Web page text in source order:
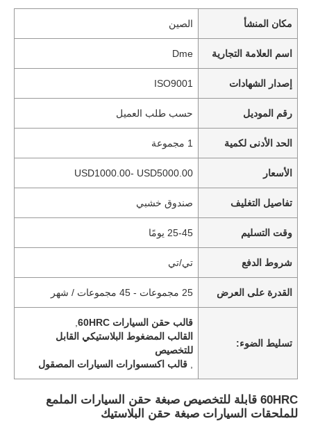
مكان المنشأ الصين
اسم العلامة التجارية Dme
إصدار الشهادات ISO9001
رقم الموديل حسب طلب العميل
الحد الأدنى لكمية 1 مجموعة
الأسعار USD1000.00- USD5000.00
تفاصيل التغليف صندوق خشبي
وقت التسليم 25-45 يومًا
شروط الدفع تي/تي
القدرة على العرض 25 مجموعات - 45 مجموعات / شهر
تسليط الضوء:
قالب حقن السيارات 60HRC
القالب المضغوط البلاستيكي القابل
للتخصيص
,قالب اكسسوارات السيارات المصقول
60HRC قابلة للتخصيص صبغة حقن السيارات الملمع
للملحقات السيارات صبغة حقن البلاستيك